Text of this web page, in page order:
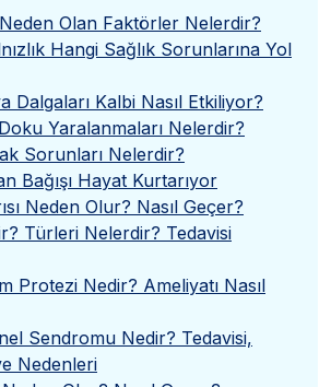
Olan Faktörler Nelerdir?
Hangi Sağlık Sorunlarına Yol
Dalgaları Kalbi Nasıl Etkiliyor?
Yaralanmaları Nelerdir?
Sorunları Nelerdir?
Bağışı Hayat Kurtarıyor
Neden Olur? Nasıl Geçer?
Türleri Nelerdir? Tedavisi
Protezi Nedir? Ameliyatı Nasıl
Sendromu Nedir? Tedavisi,
Nedenleri